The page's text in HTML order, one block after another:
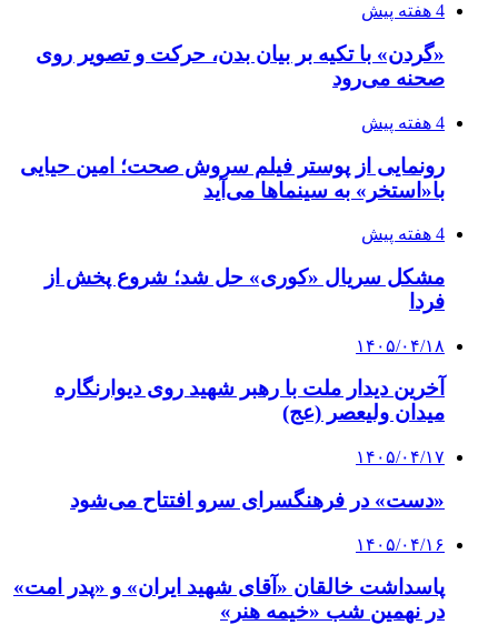
4 هفته پیش
«گردن» با تکیه بر بیان بدن، حرکت و تصویر روی
صحنه می‌رود
4 هفته پیش
رونمایی از پوستر فیلم سروش صحت؛ امین حیایی
با«استخر» به سینماها می‌آید
4 هفته پیش
مشکل سریال «کوری» حل شد؛ شروع پخش از
فردا
۱۴۰۵/۰۴/۱۸
آخرین دیدار ملت با رهبر شهید روی دیوارنگاره
میدان ولیعصر (عج)
۱۴۰۵/۰۴/۱۷
«دست» در فرهنگسرای سرو افتتاح می‌شود
۱۴۰۵/۰۴/۱۶
پاسداشت خالقان «آقای شهید ایران» و «پدر امت»
در نهمین شب «خیمه هنر»